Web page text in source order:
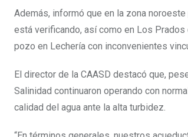
Además, informó que en la zona
está verificando, así como en Los Prados
pozo en Lechería con inconvenientes
El director de la CAASD destacó que,
Salinidad continuaron operando con
calidad del agua ante la alta turbidez.